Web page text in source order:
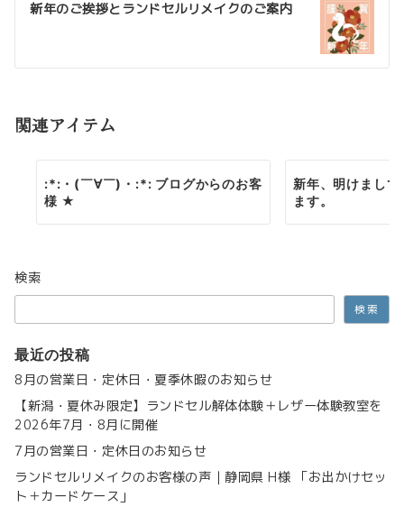
ゲ
シ
ン
新年のご挨拶とランドセルリメイクのご案内
関連アイテム
:*:・(￣∀￣)・:*: ブログからのお客
様 ★
新年、明けまし
ます。
検索
検索
最近の投稿
8月の営業日・定休日・夏季休暇のお知らせ
【新潟・夏休み限定】ランドセル解体体験＋レザー体験教室を
2026年7月・8月に開催
7月の営業日・定休日のお知らせ
ランドセルリメイクのお客様の声｜静岡県 H様 「お出かけセッ
ト＋カードケース」